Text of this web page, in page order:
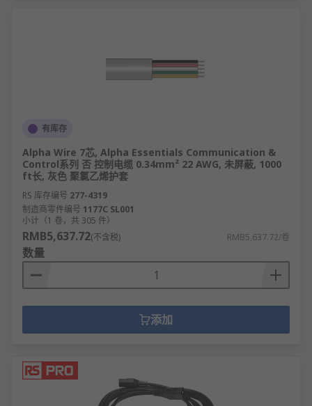
有库存
Alpha Wire 7芯, Alpha Essentials Communication &
Control系列 否 控制电缆 0.34mm² 22 AWG, 未屏蔽, 1000
ft长, 灰色 聚氯乙烯护套
RS 库存编号 277-4319
制造商零件编号 1177C SL001
小计（1 卷，共 305 件）
RMB5,637.72(不含税) RMB5,637.72/卷
数量
添加